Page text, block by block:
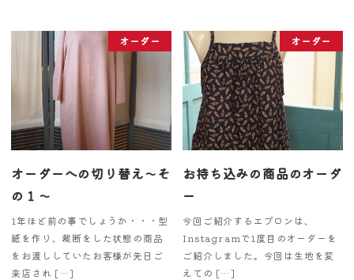
オーダー
オーダーへの切り替え～そ
の１～
1年ほど前の事でしょうか・・・型
紙を作り、裁断をした状態の商品
をお渡ししていたお客様が先日ご
来店され […]
オーダー
お持ち込みの商品のオーダ
ー
今回ご紹介するエプロンは、
Instagramで1度目のオーダーを
ご紹介しました。今回は生地を変
えての […]